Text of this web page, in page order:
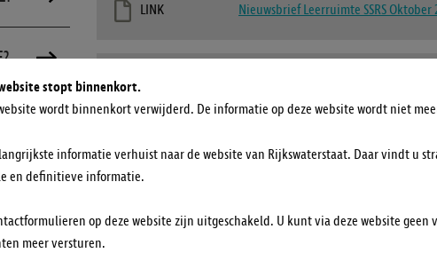
LINK Nieuwsbrief Leerruimte SSRS Oktober
LINK Nieuwsbrief Leerruimte SSRS
LINK Nieuwsbrief Leerruimte SSRS
stopt binnenkort.
wordt binnenkort verwijderd. De informatie op deze website wordt niet
informatie verhuist naar de website van Rijkswaterstaat. Daar vindt u
en definitieve informatie.
op deze website zijn uitgeschakeld. U kunt via deze website geen
meer versturen.